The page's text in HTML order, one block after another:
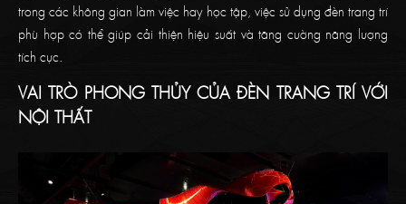
trong các không gian làm việc hay học tập, việc sử dụng đèn trang trí
phù hợp có thể giúp cải thiện hiệu suất và tăng cường năng lượng
tích cực.
VAI TRÒ PHONG THỦY CỦA ĐÈN TRANG TRÍ VỚI
NỘI THẤT